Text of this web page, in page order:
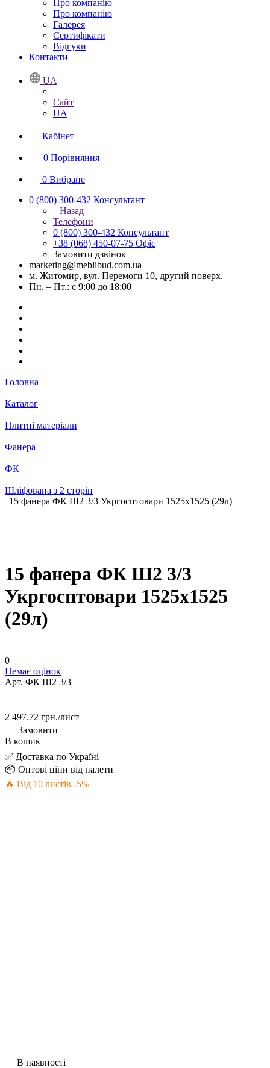
Про компанію
Про компанію
Галерея
Сертифікати
Відгуки
Контакти
UA
Сайт
UA
Кабінет
0 Порівняння
0 Вибране
0 (800) 300-432 Консультант
Назад
Телефони
0 (800) 300-432 Консультант
+38 (068) 450-07-75 Офіс
Замовити дзвінок
marketing@meblibud.com.ua
м. Житомир, вул. Перемоги 10, другий поверх.
Пн. – Пт.: с 9:00 до 18:00
Головна
Каталог
Плитні матеріали
Фанера
ФК
Шліфована з 2 сторін
15 фанера ФК Ш2 3/3 Укргосптовари 1525х1525 (29л)
15 фанера ФК Ш2 3/3
Укргосптовари 1525х1525
(29л)
0
Немає оцінок
Арт. ФК Ш2 3/3
2 497.72 грн./лист
Замовити
В кошик
✅ Доставка по Україні
📦 Оптові ціни від палети
🔥 Від 10 листів -5%
В наявності